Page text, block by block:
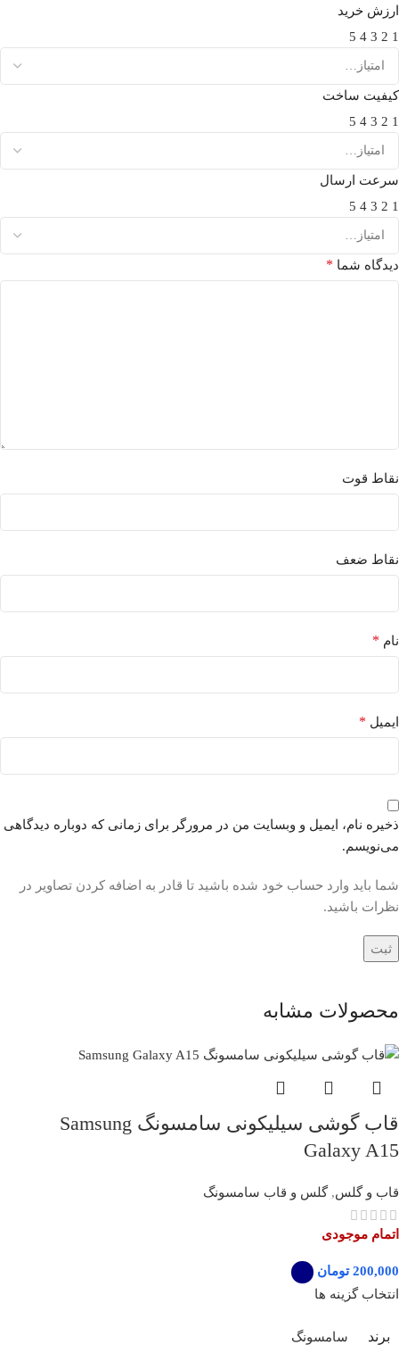
ارزش خرید
1
2
3
4
5
کیفیت ساخت
1
2
3
4
5
سرعت ارسال
1
2
3
4
5
دیدگاه شما *
نقاط قوت
نقاط ضعف
نام *
ایمیل *
ذخیره نام، ایمیل و وبسایت من در مرورگر برای زمانی که دوباره دیدگاهی
می‌نویسم.
شما باید وارد حساب خود شده باشید تا قادر به اضافه کردن تصاویر در
نظرات باشید.
محصولات مشابه
قاب گوشی سیلیکونی سامسونگ Samsung
Galaxy A15
قاب و گلس,گلس و قاب سامسونگ
اتمام موجودی
تومان
انتخاب گزینه ها
برند سامسونگ